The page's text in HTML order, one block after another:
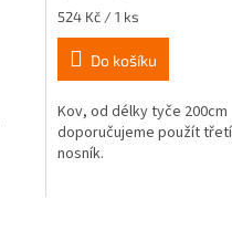
Měrná
cena:
524 Kč / 1 ks
Do košíku
Kov, od délky tyče 200cm
doporučujeme použít třetí
nosník.